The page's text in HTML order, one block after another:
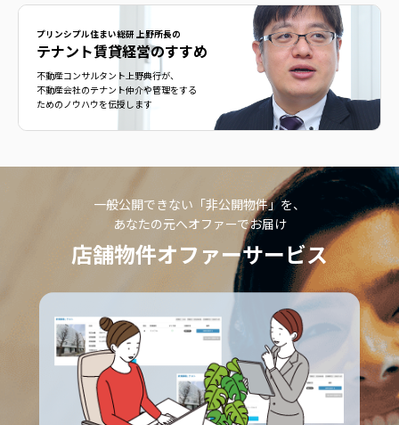
プリンシプル住まい総研 上野所長の
テナント賃貸経営のすすめ
不動産コンサルタント上野典行が、
不動産会社のテナント仲介や管理をする
ためのノウハウを伝授します
一般公開できない「非公開物件」を、
あなたの元へオファーでお届け
店舗物件オファーサービス